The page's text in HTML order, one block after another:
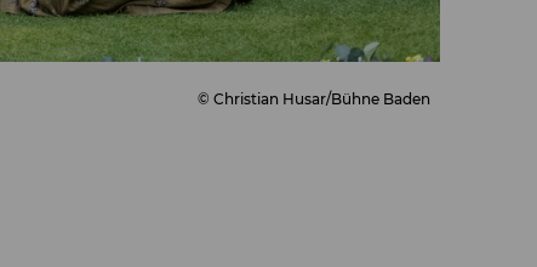
© Christian Husar/Bühne Baden